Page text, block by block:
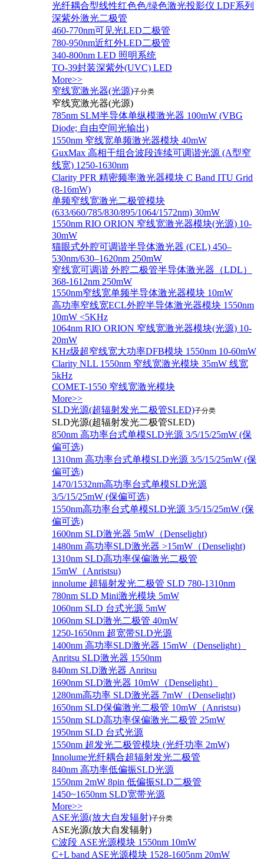
光纤耦合型线性红色色/绿色激光投影仪 LDF系列
深紫外激光二极管
460-770nm可见光LED二极管
780-950nm近红外LED二极管
340-800nm LED 照明系统
TO-39封装深紫外(UVC) LED
More>>
窄线宽激光器(光源)子分类
窄线宽激光器(光源)
785nm SLM半导体单纵模激光器 100mW (VBG
Diode; 自由空间光输出)
1550nm 窄线宽单频激光器模块 40mW
GuxMax 高相干组合波段连续可调谐光源 (A型窄
线宽) 1250-1630nm
Clarity PFR 精密频率激光器模块 C Band ITU Grid
(8-16mW)
单频窄线宽激光二极管模块
(633/660/785/830/895/1064/1572nm) 30mW
1550nm RIO ORION 窄线宽激光器模块(光源) 10-
30mW
猫眼式外腔可调谐半导体激光器 (CEL) 450–
530nm/630–1620nm 250mW
窄线宽可调谐 外腔二极管半导体激光器（LDL）
368-1612nm 250mW
1550nm窄线宽单频半导体激光器模块 10mW
高功率窄线宽ECL外腔半导体激光器模块 1550nm
10mW <5KHz
1064nm RIO ORION 窄线宽激光器模块(光源) 10-
20mW
KHz级超窄线宽大功率DFB模块 1550nm 10-60mW
Clarity NLL 1550nm 窄线宽激光模块 35mW 线宽
5kHz
COMET-1550 窄线宽激光模块
More>>
SLD光源(超辐射发光二极管SLED)子分类
SLD光源(超辐射发光二极管SLED)
850nm 高功率台式单模SLD光源 3/5/15/25mW (保
偏可选)
1310nm 高功率台式单模SLD光源 3/5/15/25mW (保
偏可选)
1470/1532nm高功率台式单模SLD光源
3/5/15/25mW (保偏可选)
1550nm高功率台式单模SLD光源 3/5/15/25mW (保
偏可选)
1600nm SLD激光器 5mW（Denselight)
1480nm 高功率SLD激光器 >15mW（Denselight)
1310nm SLD高功率保偏激光二极管
15mW（Anristsu)
innolume 超辐射发光二极管 SLD 780-1310nm
780nm SLD Mini激光模块 5mW
1060nm SLD 台式光源 5mW
1060nm SLD激光二极管 40mW
1250-1650nm 超宽带SLD光源
1400nm 高功率SLD激光器 15mW（Denselight）
Anritsu SLD激光器 1550nm
840nm SLD激光器 Anritsu
1690nm SLD激光器 10mW（Denselight）
1280nm高功率 SLD激光器 7mW（Denselight)
1650nm SLD保偏激光二极管 10mW（Anristsu)
1550nm SLD高功率保偏激光二极管 25mW
1950nm SLD 台式光源
1550nm 超发光二极管模块 (光纤功率 2mW)
Innolume光纤耦合超辐射发光二极管
840nm 高功率低偏振SLD光源
1550nm 2mW 8pin 低偏振SLD二极管
1450~1650nm SLD宽带光源
More>>
ASE光源(放大自发辐射)子分类
ASE光源(放大自发辐射)
C波段 ASE光源模块 1550nm 10mW
C+L band ASE光源模块 1528-1605nm 20mW